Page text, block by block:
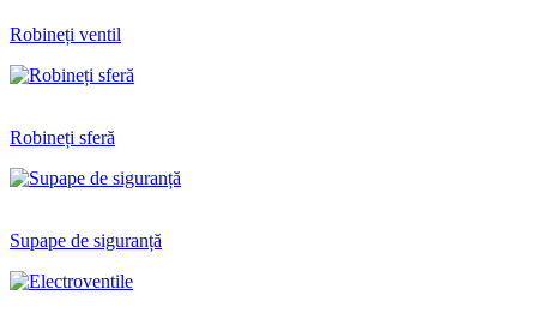
Robineți ventil
Robineți sferă
Supape de siguranță